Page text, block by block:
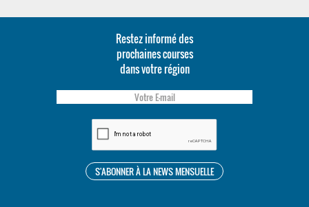
Restez informé des
prochaines courses
dans votre région